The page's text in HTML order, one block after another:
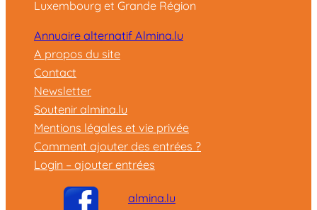
Luxembourg et Grande Région
Annuaire alternatif Almina.lu
A propos du site
Contact
Newsletter
Soutenir almina.lu
Mentions légales et vie privée
Comment ajouter des entrées ?
Login – ajouter entrées
almina.lu